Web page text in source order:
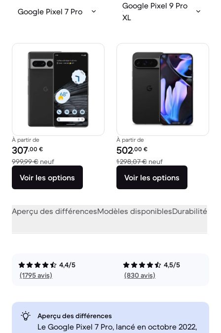
Google Pixel 7 Pro
Google Pixel 9 Pro
XL
À partir de
Prix reconditionné :
307,00 €
999,99 € neufcontre 999,99 € neuf
Voir les options
À partir de
Prix reconditionné :
502,00 €
1 298,07 € neufcontre 1 298,07 €
Voir les options
Aperçu des différencesModèles disponiblesDurabilité
4,4/5
(1795 avis)
4,5/5
(830 avis)
Aperçu des différences
Le Google Pixel 7 Pro, lancé en octobre 2022,